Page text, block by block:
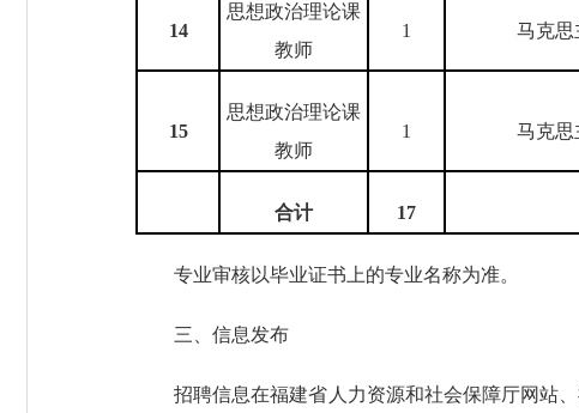
14
思想政治理论课
教师
1 马克思
15
思想政治理论课
教师
1 马克思
合计 17
专业审核以毕业证书上的专业名称为准。
三、信息发布
招聘信息在福建省人力资源和社会保障厅网站